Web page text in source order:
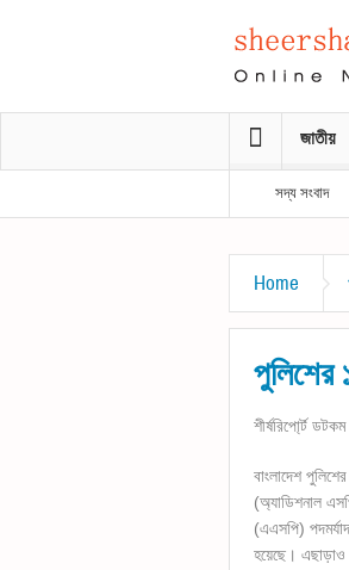
জাতীয়
সদ্য সংবাদ
Home
পুলিশের
শীর্ষরিপো্র্ট
বাংলাদেশ
(অ্যাডিশনাল
(এএসপি)
হয়েছে।